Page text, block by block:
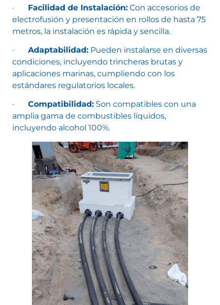
· Facilidad de Instalación: Con accesorios de
electrofusión y presentación en rollos de hasta 75
metros, la instalación es rápida y sencilla.
· Adaptabilidad: Pueden instalarse en diversas
condiciones, incluyendo trincheras brutas y
aplicaciones marinas, cumpliendo con los
estándares regulatorios locales.
· Compatibilidad: Son compatibles con una
amplia gama de combustibles líquidos,
incluyendo alcohol 100%.